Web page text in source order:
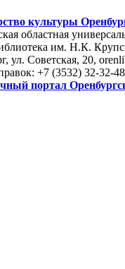
культуры
областная
им. Н.К.
ул. Советская, 20,
+7 (3532) 32-32-
портал